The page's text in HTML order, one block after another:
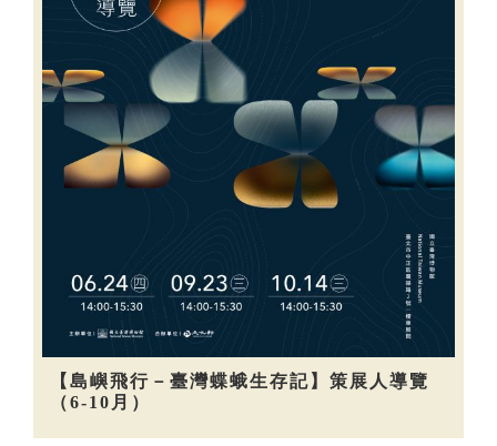
【島嶼飛行－臺灣蝶蛾生存記】策展人導覽
（6-10月）